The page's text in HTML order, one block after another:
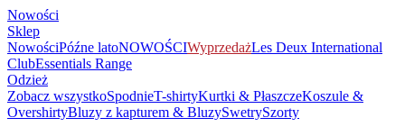
Nowości
Sklep
NowościPóźne latoNOWOŚCIWyprzedażLes Deux International
ClubEssentials Range
Odzież
Zobacz wszystkoSpodnieT-shirtyKurtki & PłaszczeKoszule &
OvershirtyBluzy z kapturem & BluzySwetrySzorty